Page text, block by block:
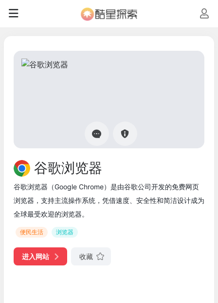
谷歌浏览器
谷歌浏览器（Google Chrome）是由谷歌公司开发的免费网页
浏览器，支持主流操作系统，凭借速度、安全性和简洁设计成为
全球最受欢迎的浏览器。
便民生活 浏览器
进入网站 收藏